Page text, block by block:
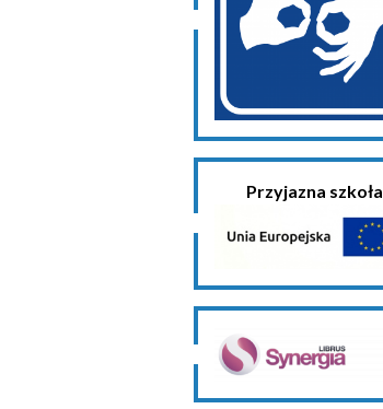
Przyjazna szkoła